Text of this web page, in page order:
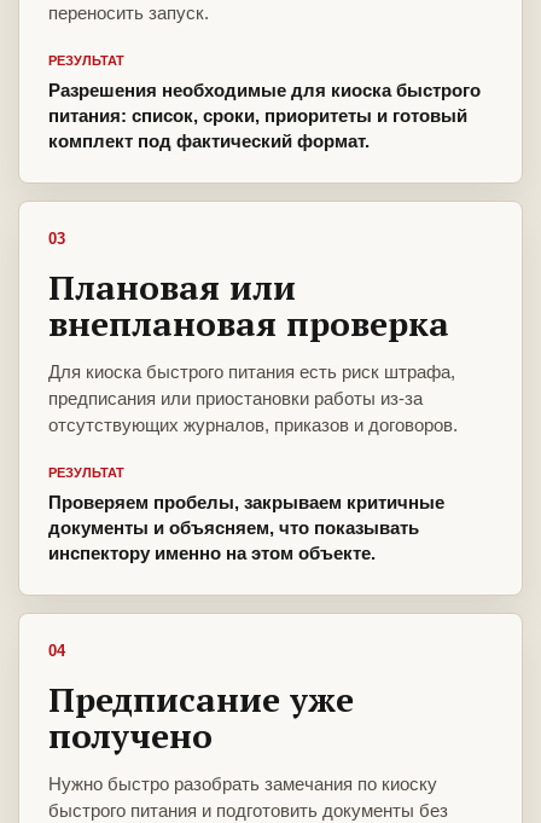
переносить запуск.
РЕЗУЛЬТАТ
Разрешения необходимые для киоска быстрого
питания: список, сроки, приоритеты и готовый
комплект под фактический формат.
03
Плановая или
внеплановая проверка
Для киоска быстрого питания есть риск штрафа,
предписания или приостановки работы из-за
отсутствующих журналов, приказов и договоров.
РЕЗУЛЬТАТ
Проверяем пробелы, закрываем критичные
документы и объясняем, что показывать
инспектору именно на этом объекте.
04
Предписание уже
получено
Нужно быстро разобрать замечания по киоску
быстрого питания и подготовить документы без